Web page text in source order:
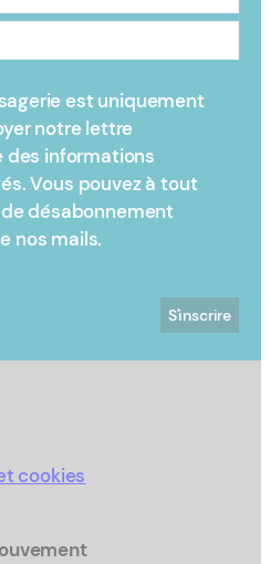
est uniquement
notre lettre
des informations
Vous pouvez à tout
désabonnement
nos mails.
cookies